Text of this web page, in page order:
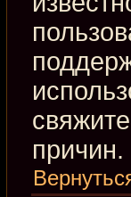
причин.